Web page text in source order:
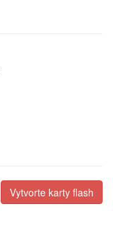
Vytvorte karty flash